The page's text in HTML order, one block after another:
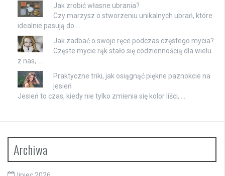
Jak zrobić własne ubrania?
Czy marzysz o stworzeniu unikalnych ubrań, które
idealnie pasują do …
Jak zadbać o swoje ręce podczas częstego mycia?
Częste mycie rąk stało się codziennością dla wielu
z nas, …
Praktyczne triki, jak osiągnąć piękne paznokcie na
jesień
Jesień to czas, kiedy nie tylko zmienia się kolor liści, …
Archiwa